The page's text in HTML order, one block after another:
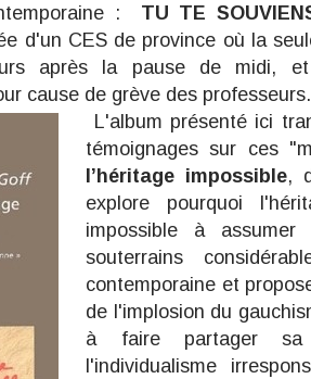
: TU TE
d'un CES de province où la
après la pause de midi,
cause de grève des professeurs.
L'album présenté ici
témoignages sur ces
l’héritage impossible,
explore pourquoi
impossible à
souterrains
contemporaine et
de l'implosion du
à faire partager sa
l'individualisme